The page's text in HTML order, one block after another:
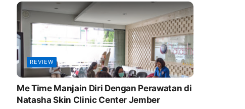
REVIEW
Me Time Manjain Diri Dengan Perawatan di
Natasha Skin Clinic Center Jember